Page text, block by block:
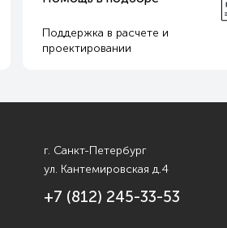
Поддержка в расчете и
проектировании
г. Санкт-Петербург
ул. Кантемировская д.4
+7 (812) 245-33-53